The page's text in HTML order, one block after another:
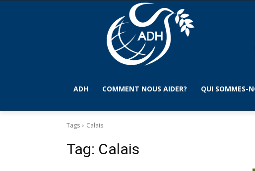
ADH COMMENT NOUS AIDER? QUI SOMMES-
Tags Calais
Tag: Calais